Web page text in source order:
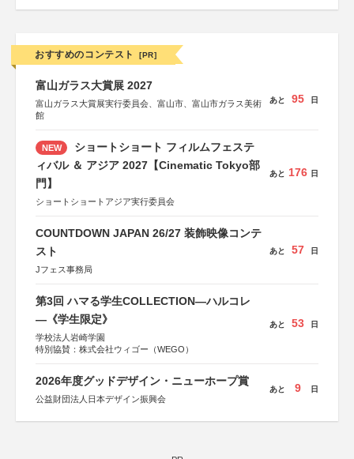
おすすめのコンテスト [PR]
富山ガラス大賞展 2027
富山ガラス大賞展実行委員会、富山市、富山市ガラス美術
館
あと 95 日
NEW
ショートショート フィルムフェステ
ィバル ＆ アジア 2027【Cinematic Tokyo部
門】
ショートショートアジア実行委員会
あと 176 日
COUNTDOWN JAPAN 26/27 装飾映像コンテ
スト
Jフェス事務局
あと 57 日
第3回 ハマる学生COLLECTION―ハルコレ
―《学生限定》
学校法人岩崎学園
特別協賛：株式会社ウィゴー（WEGO）
あと 53 日
2026年度グッドデザイン・ニューホープ賞
公益財団法人日本デザイン振興会
あと 9 日